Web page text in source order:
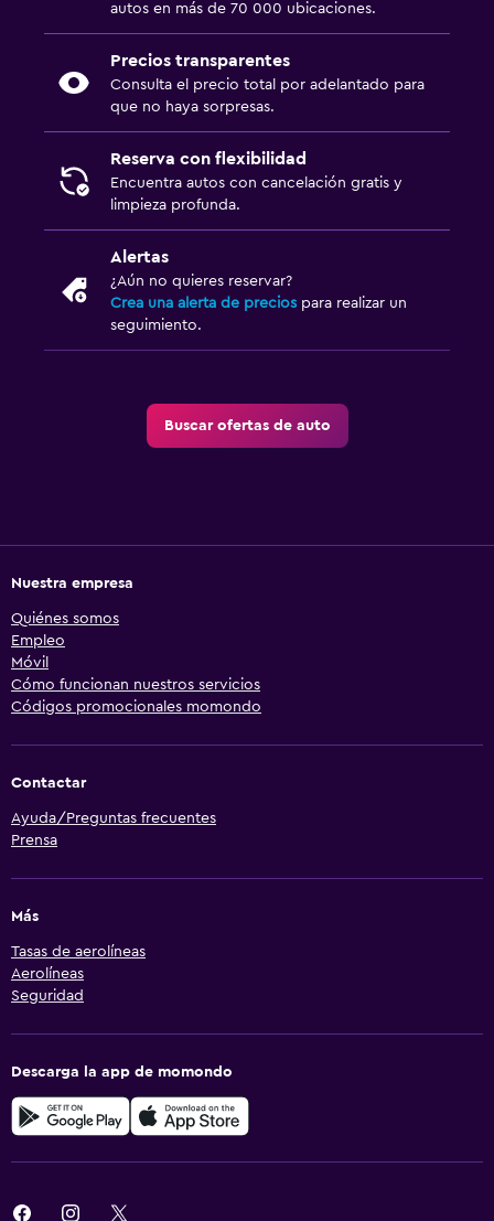
autos en más de 70 000 ubicaciones.
Precios transparentes
Consulta el precio total por adelantado para
que no haya sorpresas.
Reserva con flexibilidad
Encuentra autos con cancelación gratis y
limpieza profunda.
Alertas
¿Aún no quieres reservar?
Crea una alerta de precios para realizar un
seguimiento.
Buscar ofertas de auto
Nuestra empresa
Quiénes somos
Empleo
Móvil
Cómo funcionan nuestros servicios
Códigos promocionales momondo
Contactar
Ayuda/Preguntas frecuentes
Prensa
Más
Tasas de aerolíneas
Aerolíneas
Seguridad
Descarga la app de momondo